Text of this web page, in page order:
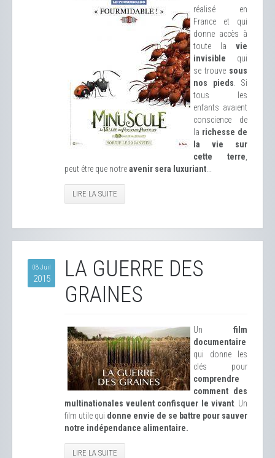
réalisé en
France et qui
donne accès à
toute la vie
invisible qui
se trouve sous
nos pieds . Si
tous les
enfants avaient
conscience de
la richesse de
la vie sur
cette terre
peut être que notreavenir sera luxuriant
LIRE LA SUITE
08 Juil
2015
LA GUERRE DES
GRAINES
Un film
documentaire
qui donne les
clés pour
comprendre
comment des
multinationales veulent confisquer le vivant. Un
film utile qui donne envie de se battre pour sauver
notre indépendance alimentaire.
LIRE LA SUITE